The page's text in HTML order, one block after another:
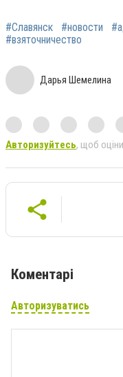
#Славянск #новости
#взяточничество
Дарья Шемелина
Авторизуйтесь, щоб
Коментарі
Авторизуватись